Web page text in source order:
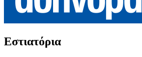
Εστιατόρια